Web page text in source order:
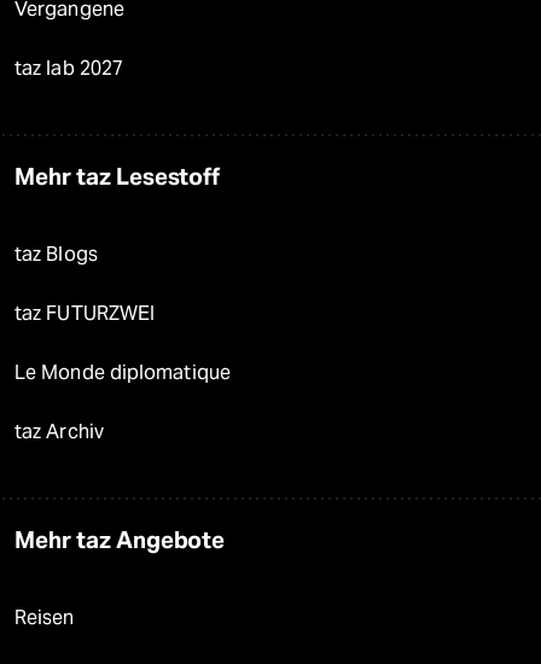
Vergangene
taz lab 2027
Mehr taz Lesestoff
taz Blogs
taz FUTURZWEI
Le Monde diplomatique
taz Archiv
Mehr taz Angebote
Reisen